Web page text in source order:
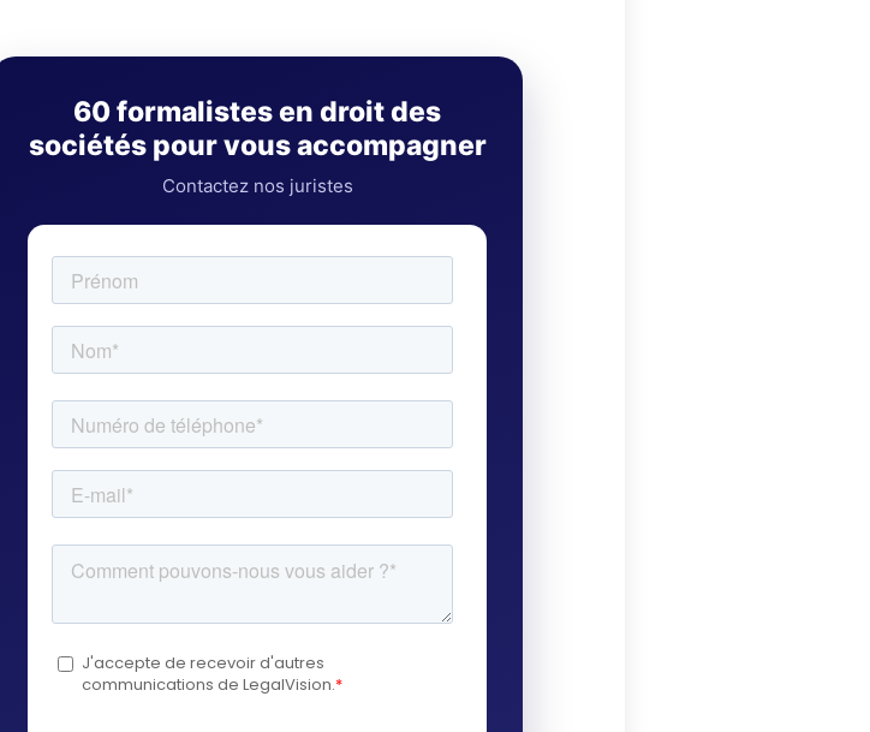
60 formalistes en droit des
sociétés pour vous accompagner
Contactez nos juristes